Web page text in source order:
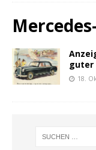
guter
18.